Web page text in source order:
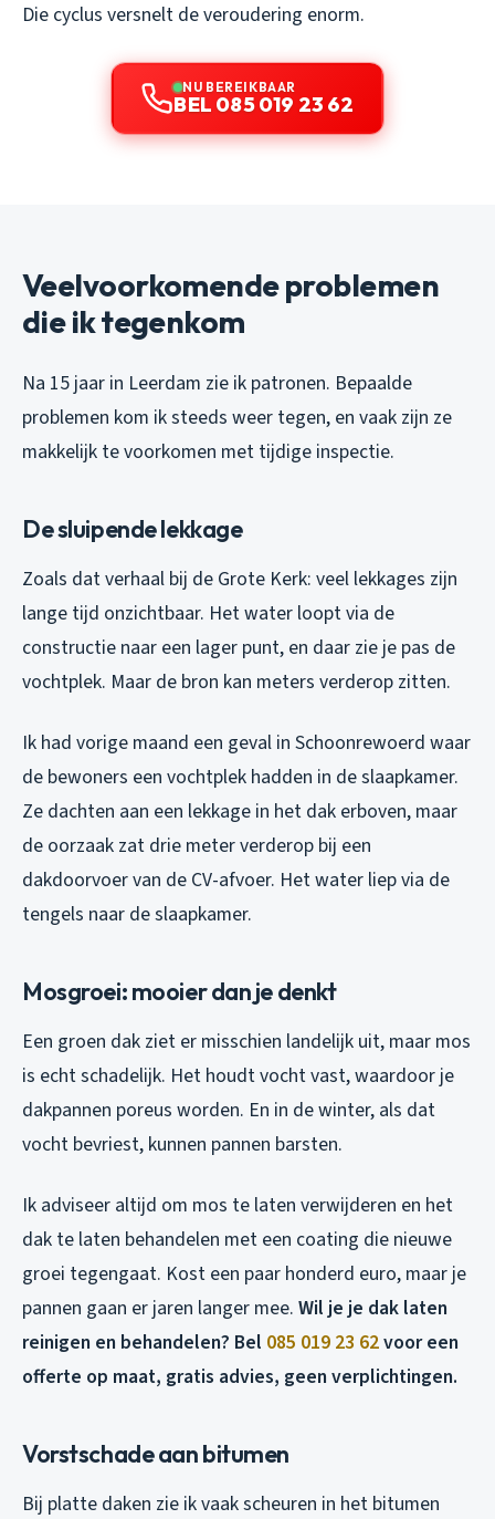
Die cyclus versnelt de veroudering enorm.
NU BEREIKBAAR
BEL 085 019 23 62
Veelvoorkomende problemen
die ik tegenkom
Na 15 jaar in Leerdam zie ik patronen. Bepaalde
problemen kom ik steeds weer tegen, en vaak zijn ze
makkelijk te voorkomen met tijdige inspectie.
De sluipende lekkage
Zoals dat verhaal bij de Grote Kerk: veel lekkages zijn
lange tijd onzichtbaar. Het water loopt via de
constructie naar een lager punt, en daar zie je pas de
vochtplek. Maar de bron kan meters verderop zitten.
Ik had vorige maand een geval in Schoonrewoerd waar
de bewoners een vochtplek hadden in de slaapkamer.
Ze dachten aan een lekkage in het dak erboven, maar
de oorzaak zat drie meter verderop bij een
dakdoorvoer van de CV-afvoer. Het water liep via de
tengels naar de slaapkamer.
Mosgroei: mooier dan je denkt
Een groen dak ziet er misschien landelijk uit, maar mos
is echt schadelijk. Het houdt vocht vast, waardoor je
dakpannen poreus worden. En in de winter, als dat
vocht bevriest, kunnen pannen barsten.
Ik adviseer altijd om mos te laten verwijderen en het
dak te laten behandelen met een coating die nieuwe
groei tegengaat. Kost een paar honderd euro, maar je
pannen gaan er jaren langer mee. Wil je je dak laten
reinigen en behandelen? Bel 085 019 23 62voor een
offerte op maat, gratis advies, geen verplichtingen.
Vorstschade aan bitumen
Bij platte daken zie ik vaak scheuren in het bitumen